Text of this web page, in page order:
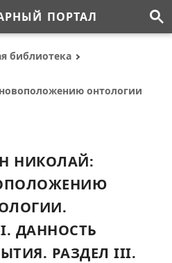
ПОРТАЛ
библиотека
онтологии
НИКОЛАЙ:
ДАННОСТЬ
РАЗДЕЛ III.